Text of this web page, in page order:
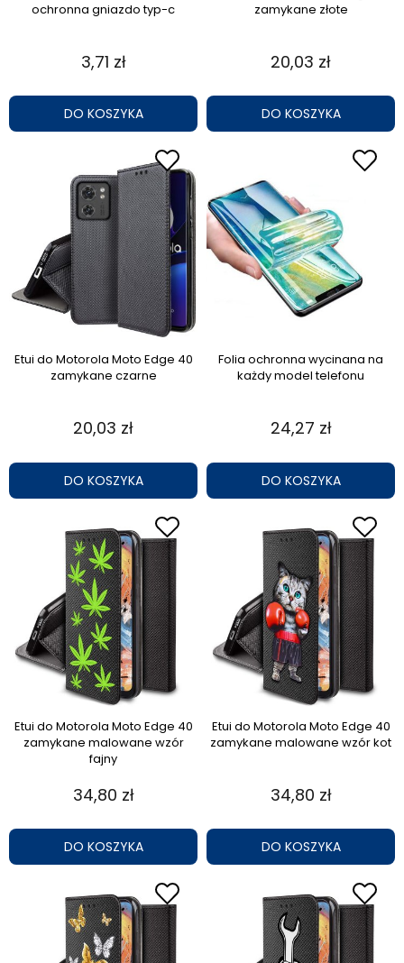
ochronna gniazdo typ-c
3,71 zł
DO KOSZYKA
zamykane złote
20,03 zł
DO KOSZYKA
Etui do Motorola Moto Edge 40
zamykane czarne
20,03 zł
DO KOSZYKA
Folia ochronna wycinana na
każdy model telefonu
24,27 zł
DO KOSZYKA
Etui do Motorola Moto Edge 40
zamykane malowane wzór
fajny
34,80 zł
DO KOSZYKA
Etui do Motorola Moto Edge 40
zamykane malowane wzór kot
34,80 zł
DO KOSZYKA